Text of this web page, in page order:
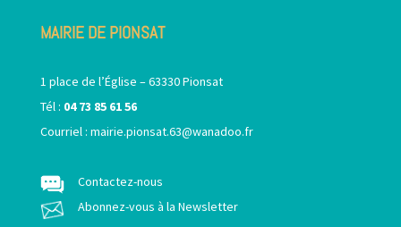
MAIRIE DE PIONSAT
1 place de l’Église – 63330 Pionsat
Tél : 04 73 85 61 56
Courriel : mairie.pionsat.63@wanadoo.fr
Contactez-nous
Abonnez-vous à la Newsletter